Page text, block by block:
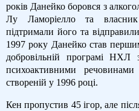
років Данейко боровся з
Лу Ламоріелло та
підтримали його та
1997 року Данейко став
добровільній програмі НХЛ
психоактивними
створеній у 1996 році.
Кен пропустив 45 ігор, але